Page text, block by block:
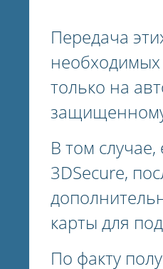
Передача
только на
защищенному
В том
3DSecure,
карты для
По факту